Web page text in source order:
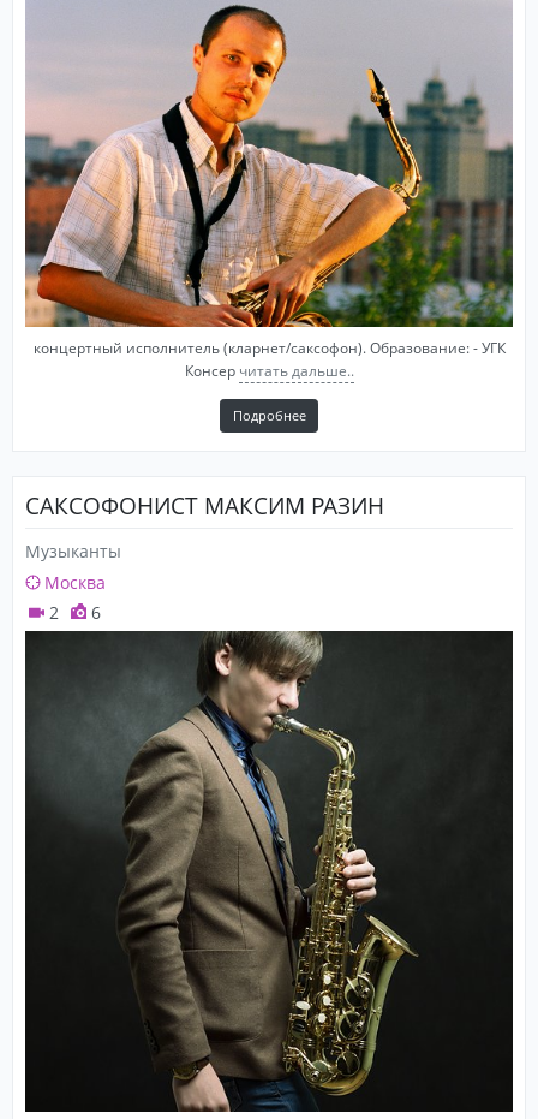
концертный исполнитель (кларнет/саксофон). Образование: - УГК
Консер читать дальше..
Подробнее
САКСОФОНИСТ МАКСИМ РАЗИН
Музыканты
Москва
2
6